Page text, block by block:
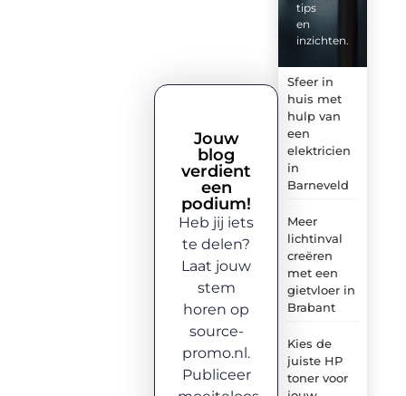
tips
en
inzichten.
Sfeer in
huis met
hulp van
een
elektricien
in
Barneveld
Meer
lichtinval
creëren
met een
gietvloer in
Brabant
Kies de
juiste HP
toner voor
Jouw
blog
verdient
een
podium!
Heb jij iets
te delen?
Laat jouw
stem
horen op
source-
promo.nl.
Publiceer